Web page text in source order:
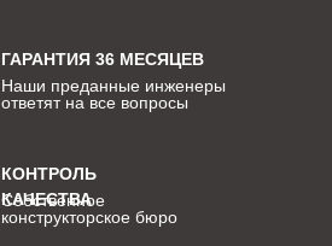
КОНТРОЛЬ
КАЧЕСТВА
Собственное
конструкторское бюро
ГАРАНТИЯ 36 МЕСЯЦЕВ
Наши преданные инженеры
ответят на все вопросы